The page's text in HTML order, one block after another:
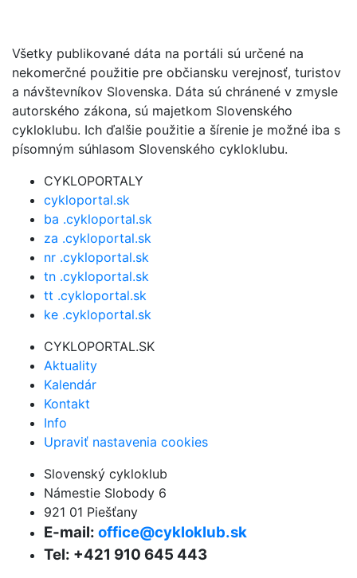
Všetky publikované dáta na portáli sú určené na
nekomerčné použitie pre občiansku verejnosť, turistov
a návštevníkov Slovenska. Dáta sú chránené v zmysle
autorského zákona, sú majetkom Slovenského
cykloklubu. Ich ďalšie použitie a šírenie je možné iba s
písomným súhlasom Slovenského cykloklubu.
CYKLOPORTALY
cykloportal.sk
ba .cykloportal.sk
za .cykloportal.sk
nr .cykloportal.sk
tn .cykloportal.sk
tt .cykloportal.sk
ke .cykloportal.sk
CYKLOPORTAL.SK
Aktuality
Kalendár
Kontakt
Info
Upraviť nastavenia cookies
Slovenský cykloklub
Námestie Slobody 6
921 01 Piešťany
E-mail: office@cykloklub.sk
Tel: +421 910 645 443